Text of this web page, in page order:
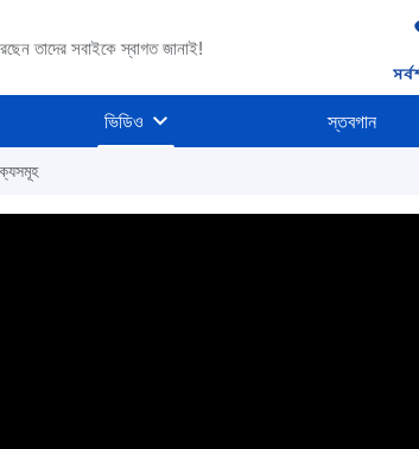
তাদের সবাইকে স্বাগত জানাই!
ভিডিও স্তবগান